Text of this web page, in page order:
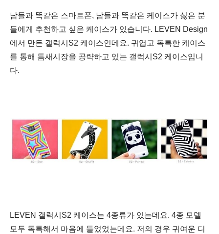
남들과 똑같은 스마트폰, 남들과 똑같은 케이스가 싫은 분
들에게 추천하고 싶은 케이스가 있습니다. LEVEN Design
에서 만든 갤럭시S2 케이스인데요. 귀엽고 독특한 케이스
를 통해 틈새시장을 공략하고 있는 갤럭시S2 케이스입니
다.
LEVEN 갤럭시S2 케이스는 4종류가 있는데요. 4종 모델
모두 독특해서 마음에 들었었는데요. 저의 경우 귀여운 디